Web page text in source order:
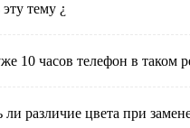
тему ¿
10 часов телефон в таком
различие цвета при